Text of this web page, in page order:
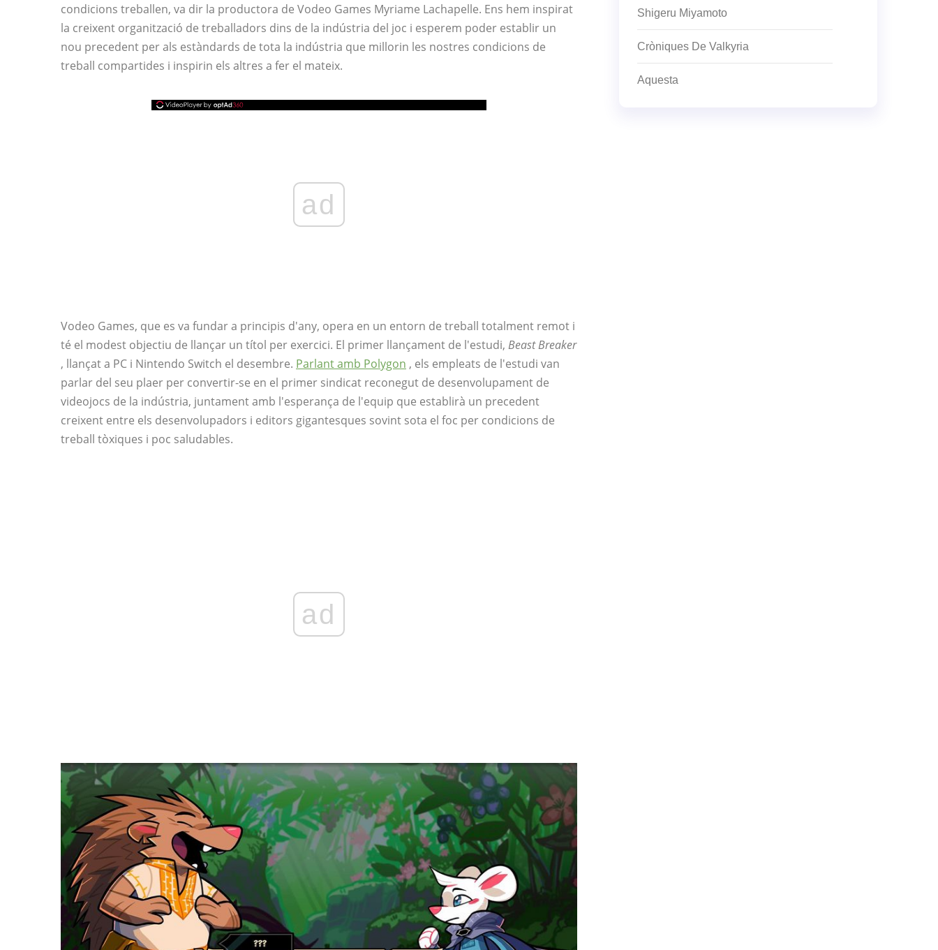
condicions treballen, va dir la productora de Vodeo Games Myriame Lachapelle. Ens hem inspirat
la creixent organització de treballadors dins de la indústria del joc i esperem poder establir un
nou precedent per als estàndards de tota la indústria que millorin les nostres condicions de
treball compartides i inspirin els altres a fer el mateix.
ad
Vodeo Games, que es va fundar a principis d'any, opera en un entorn de treball totalment remot i
té el modest objectiu de llançar un títol per exercici. El primer llançament de l'estudi, Beast Breaker
, llançat a PC i Nintendo Switch el desembre. Parlant amb Polygon , els empleats de l'estudi van
parlar del seu plaer per convertir-se en el primer sindicat reconegut de desenvolupament de
videojocs de la indústria, juntament amb l'esperança de l'equip que establirà un precedent
creixent entre els desenvolupadors i editors gigantesques sovint sota el foc per condicions de
treball tòxiques i poc saludables.
ad
Shigeru Miyamoto
Cròniques De Valkyria
Aquesta